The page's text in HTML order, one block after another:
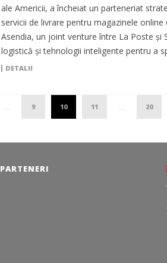
ale Americii, a încheiat un parteneriat
servicii de livrare pentru magazinele
Asendia, un joint venture între La Poste și
logistică și tehnologii inteligente pentru a
DETALII
... 9 10 11 ... 20
PARTENERI